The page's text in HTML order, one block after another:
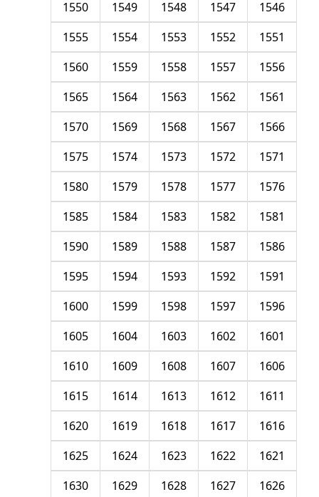
1546
1547
1548
1549
1550
1551
1552
1553
1554
1555
1556
1557
1558
1559
1560
1561
1562
1563
1564
1565
1566
1567
1568
1569
1570
1571
1572
1573
1574
1575
1576
1577
1578
1579
1580
1581
1582
1583
1584
1585
1586
1587
1588
1589
1590
1591
1592
1593
1594
1595
1596
1597
1598
1599
1600
1601
1602
1603
1604
1605
1606
1607
1608
1609
1610
1611
1612
1613
1614
1615
1616
1617
1618
1619
1620
1621
1622
1623
1624
1625
1626
1627
1628
1629
1630